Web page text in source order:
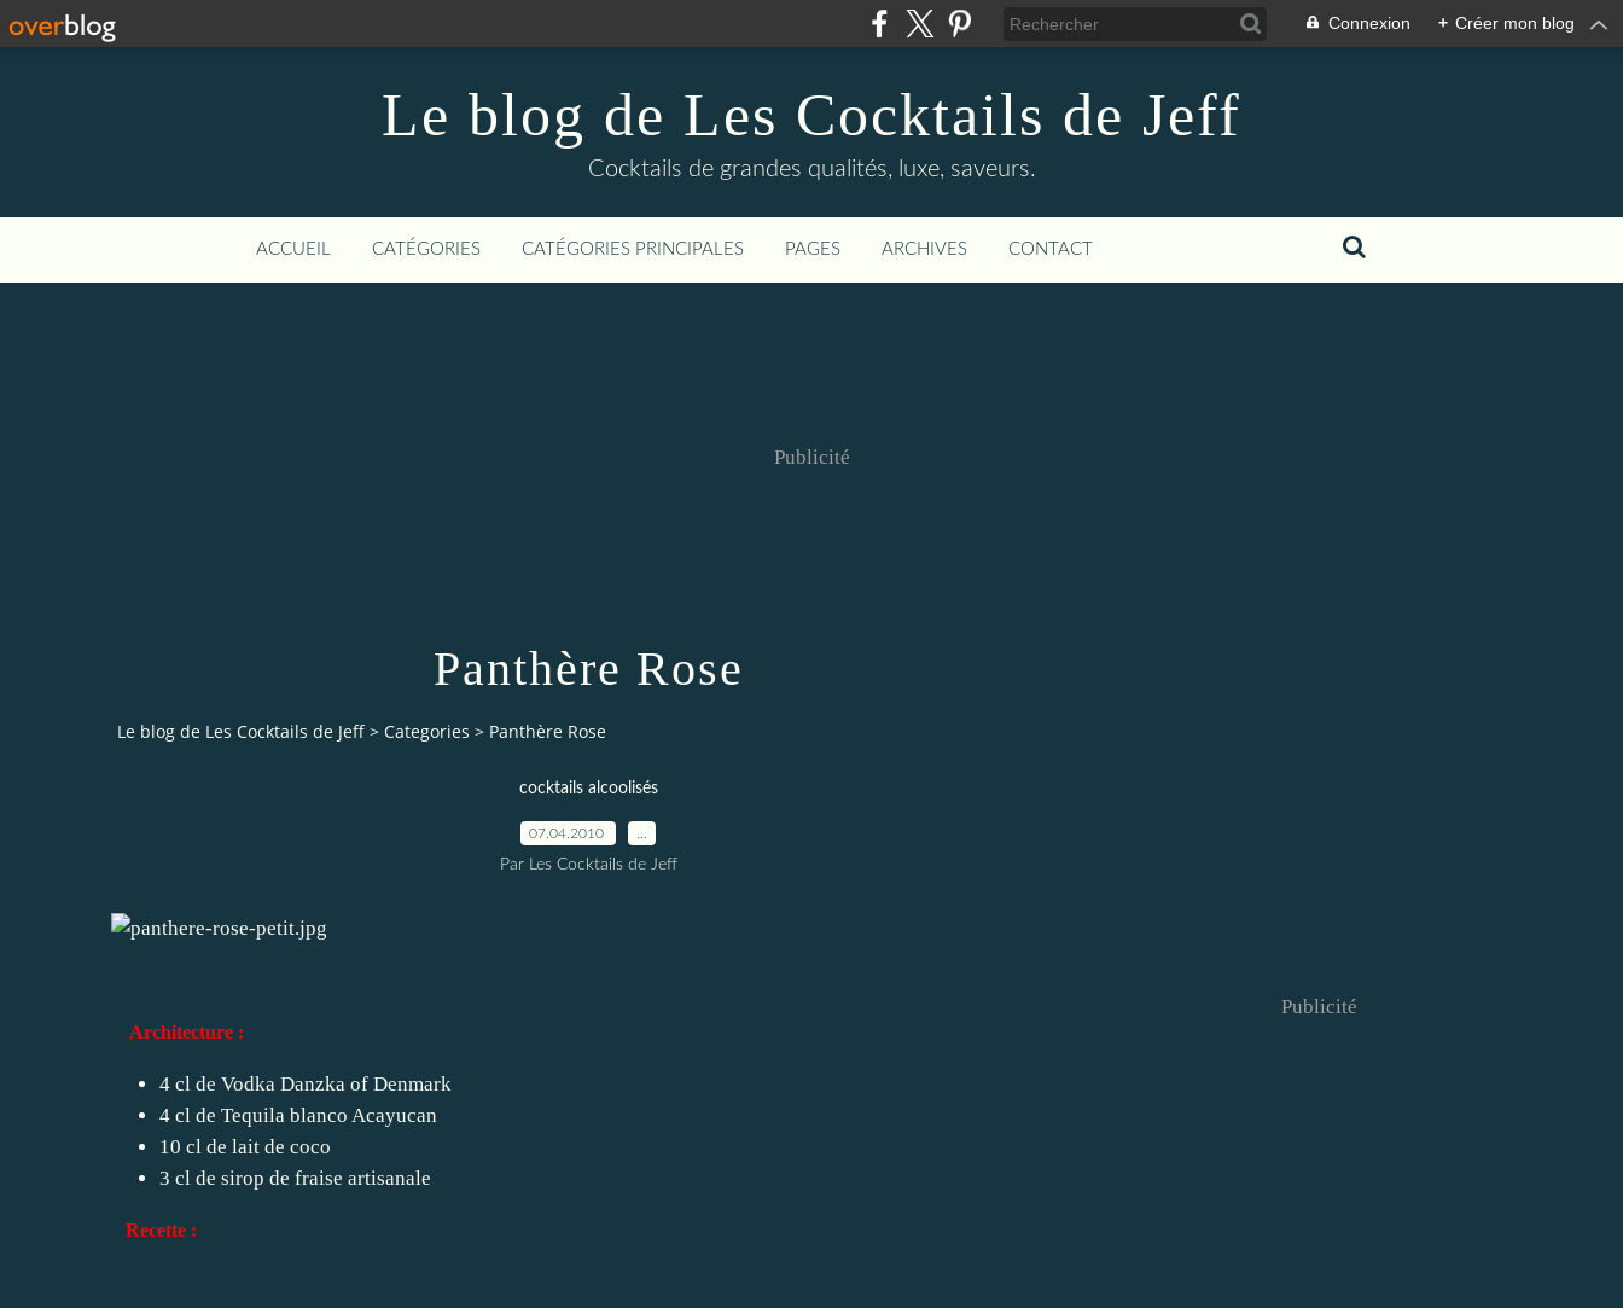
Connexion + Créer mon blog
Le blog de Les Cocktails de Jeff
Cocktails de grandes qualités, luxe, saveurs.
ACCUEIL CATÉGORIES CATÉGORIES PRINCIPALES PAGES ARCHIVES CONTACT
Publicité
Panthère Rose
Le blog de Les Cocktails de Jeff > Categories > Panthère Rose
cocktails alcoolisés
07.04.2010
Par Les Cocktails de Jeff
Architecture :
4 cl de Vodka Danzka of Denmark
4 cl de Tequila blanco Acayucan
10 cl de lait de coco
3 cl de sirop de fraise artisanale
Recette :
Publicité